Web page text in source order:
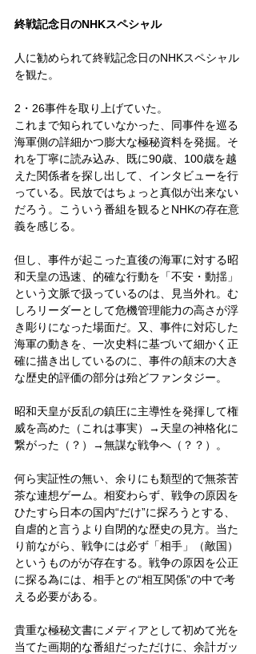
終戦記念日のNHKスペシャル
人に勧められて終戦記念日のNHKスペシャル
を観た。
2・26事件を取り上げていた。
これまで知られていなかった、同事件を巡る
海軍側の詳細かつ膨大な極秘資料を発掘。そ
れを丁寧に読み込み、既に90歳、100歳を越
えた関係者を探し出して、インタビューを行
っている。民放ではちょっと真似が出来ない
だろう。こういう番組を観るとNHKの存在意
義を感じる。
但し、事件が起こった直後の海軍に対する昭
和天皇の迅速、的確な行動を「不安・動揺」
という文脈で扱っているのは、見当外れ。む
しろリーダーとして危機管理能力の高さが浮
き彫りになった場面だ。又、事件に対応した
海軍の動きを、一次史料に基づいて細かく正
確に描き出しているのに、事件の顛末の大き
な歴史的評価の部分は殆どファンタジー。
昭和天皇が反乱の鎮圧に主導性を発揮して権
威を高めた（これは事実）→天皇の神格化に
繋がった（？）→無謀な戦争へ（？？）。
何ら実証性の無い、余りにも類型的で無茶苦
茶な連想ゲーム。相変わらず、戦争の原因を
ひたすら日本の国内“だけ”に探ろうとする、
自虐的と言うより自閉的な歴史の見方。当た
り前ながら、戦争には必ず「相手」（敵国）
というものがが存在する。戦争の原因を公正
に探る為には、相手との“相互関係”の中で考
える必要がある。
貴重な極秘文書にメディアとして初めて光を
当てた画期的な番組だっただけに、余計ガッ